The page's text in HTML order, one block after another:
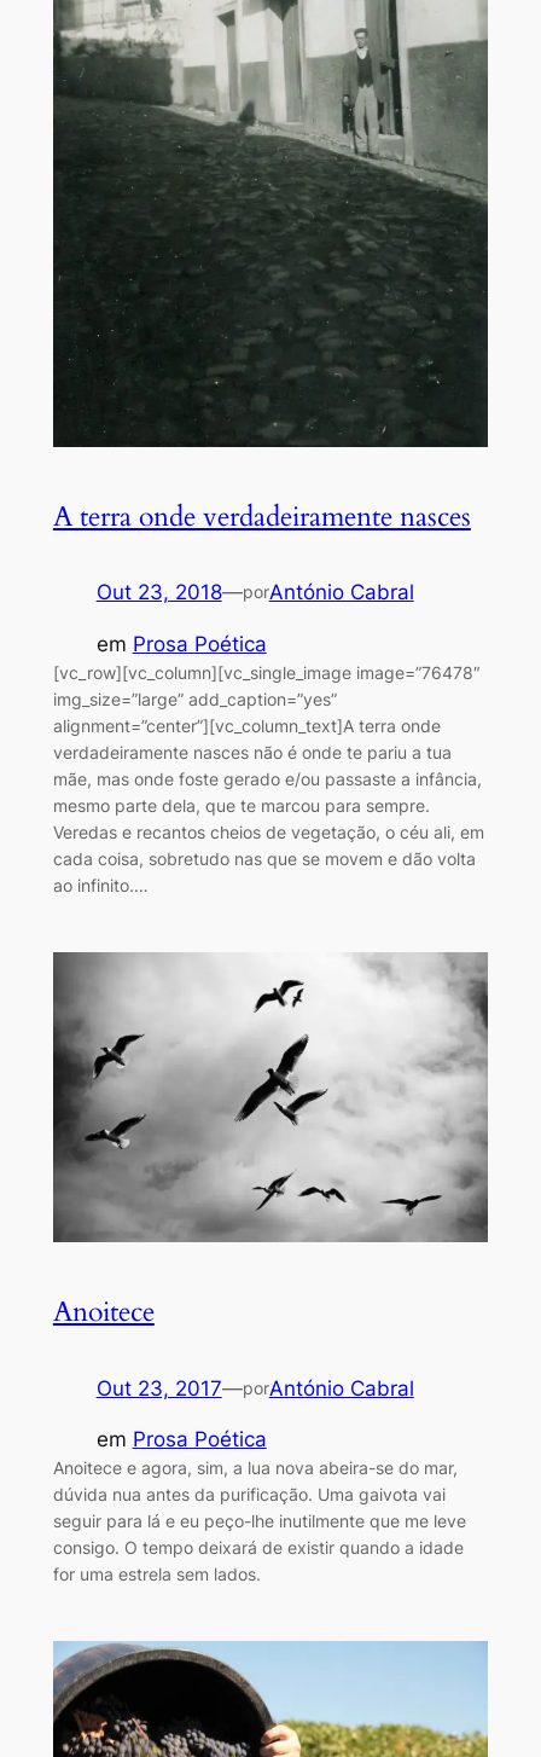
A terra onde verdadeiramente nasces
Out 23, 2018—porAntónio Cabral
em Prosa Poética
[vc_row][vc_column][vc_single_image image=”76478″
img_size=”large” add_caption=”yes”
alignment=”center”][vc_column_text]A terra onde
verdadeiramente nasces não é onde te pariu a tua
mãe, mas onde foste gerado e/ou passaste a infância,
mesmo parte dela, que te marcou para sempre.
Veredas e recantos cheios de vegetação, o céu ali, em
cada coisa, sobretudo nas que se movem e dão volta
ao infinito.…
Anoitece
Out 23, 2017—porAntónio Cabral
em Prosa Poética
Anoitece e agora, sim, a lua nova abeira-se do mar,
dúvida nua antes da purificação. Uma gaivota vai
seguir para lá e eu peço-lhe inutilmente que me leve
consigo. O tempo deixará de existir quando a idade
for uma estrela sem lados.